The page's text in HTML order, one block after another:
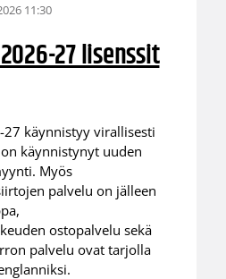
11:30
27 lisenssit
käynnistyy virallisesti
käynnistynyt uuden
Myös
palvelu on jälleen
ostopalvelu sekä
palvelu ovat tarjolla